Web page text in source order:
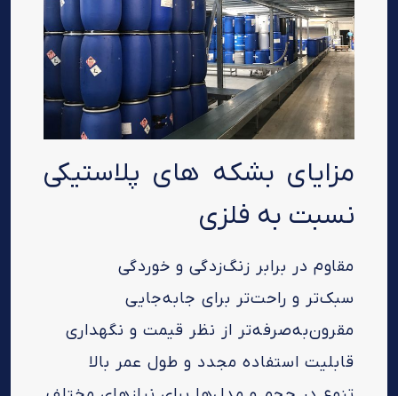
مزایای بشکه های پلاستیکی
نسبت به فلزی
مقاوم در برابر زنگ‌زدگی و خوردگی
سبک‌تر و راحت‌تر برای جابه‌جایی
مقرون‌به‌صرفه‌تر از نظر قیمت و نگهداری
قابلیت استفاده مجدد و طول عمر بالا